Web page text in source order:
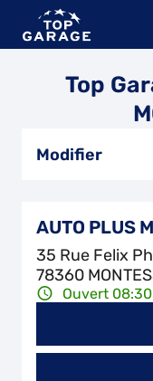
Top
Modifier
AUTO PLUS
35 Rue Felix
78360
Ouvert